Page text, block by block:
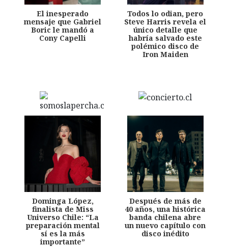
El inesperado
mensaje que Gabriel
Boric le mandó a
Cony Capelli
Todos lo odian, pero
Steve Harris revela el
único detalle que
habría salvado este
polémico disco de
Iron Maiden
Dominga López,
finalista de Miss
Universo Chile: “La
preparación mental
sí es la más
importante”
Después de más de
40 años, una histórica
banda chilena abre
un nuevo capítulo con
disco inédito